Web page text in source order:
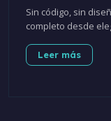
Sin código, sin
completo desde
Leer más